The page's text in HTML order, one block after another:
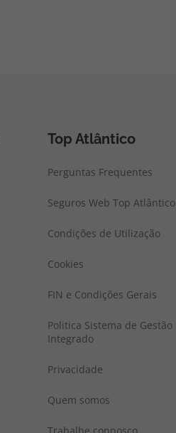
Top Atlântico
Perguntas Frequentes
Seguros Web Top Atlântico
Condições de Utilização
Cookies
FIN e Condições Gerais
Politica Sistema de Gestão
Integrado
Privacidade
Quem somos